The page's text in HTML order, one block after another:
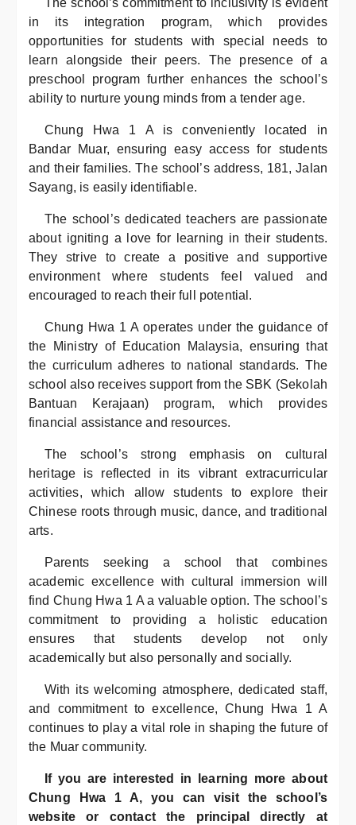
The school’s commitment to inclusivity is evident
in its integration program, which provides
opportunities for students with special needs to
learn alongside their peers. The presence of a
preschool program further enhances the school’s
ability to nurture young minds from a tender age.
Chung Hwa 1 A is conveniently located in
Bandar Muar, ensuring easy access for students
and their families. The school’s address, 181, Jalan
Sayang, is easily identifiable.
The school’s dedicated teachers are passionate
about igniting a love for learning in their students.
They strive to create a positive and supportive
environment where students feel valued and
encouraged to reach their full potential.
Chung Hwa 1 A operates under the guidance of
the Ministry of Education Malaysia, ensuring that
the curriculum adheres to national standards. The
school also receives support from the SBK (Sekolah
Bantuan Kerajaan) program, which provides
financial assistance and resources.
The school’s strong emphasis on cultural
heritage is reflected in its vibrant extracurricular
activities, which allow students to explore their
Chinese roots through music, dance, and traditional
arts.
Parents seeking a school that combines
academic excellence with cultural immersion will
find Chung Hwa 1 A a valuable option. The school’s
commitment to providing a holistic education
ensures that students develop not only
academically but also personally and socially.
With its welcoming atmosphere, dedicated staff,
and commitment to excellence, Chung Hwa 1 A
continues to play a vital role in shaping the future of
the Muar community.
If you are interested in learning more about
Chung Hwa 1 A, you can visit the school’s
website or contact the principal directly at